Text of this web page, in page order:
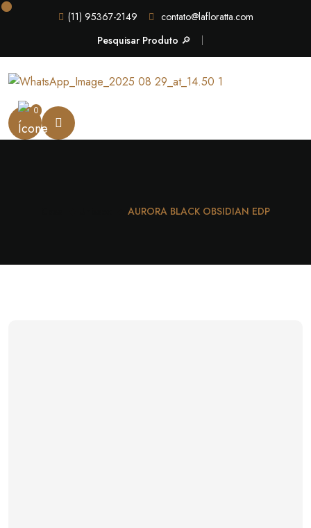
(11) 95367-2149
contato@lafloratta.com
Pesquisar Produto 🔎
0
AURORA BLACK OBSIDIAN EDP